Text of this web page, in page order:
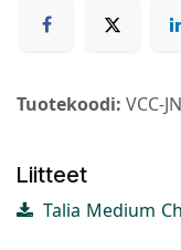
Tuotekoodi: VCC-
Liitteet
Talia Medium